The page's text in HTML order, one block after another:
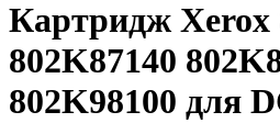
Картридж Xerox
802K87140
802K98100 для